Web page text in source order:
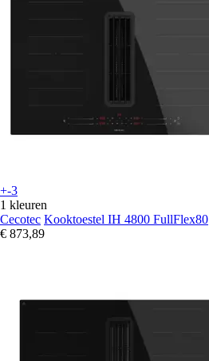
+-3
1 kleuren
Cecotec Kooktoestel IH 4800 FullFlex80
€ 873,89